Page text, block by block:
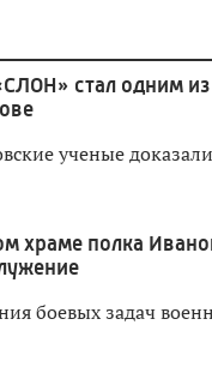
стал одним
ученые
храме полка
боевых задач